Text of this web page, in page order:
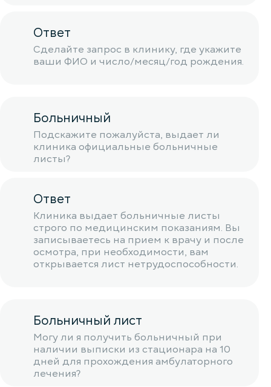
Ответ
Сделайте запрос в клинику, где укажите
ваши ФИО и число/месяц/год рождения.
Больничный
Подскажите пожалуйста, выдает ли
клиника официальные больничные
листы?
Ответ
Клиника выдает больничные листы
строго по медицинским показаниям. Вы
записываетесь на прием к врачу и после
осмотра, при необходимости, вам
открывается лист нетрудоспособности.
Больничный лист
Могу ли я получить больничный при
наличии выписки из стационара на 10
дней для прохождения амбулаторного
лечения?